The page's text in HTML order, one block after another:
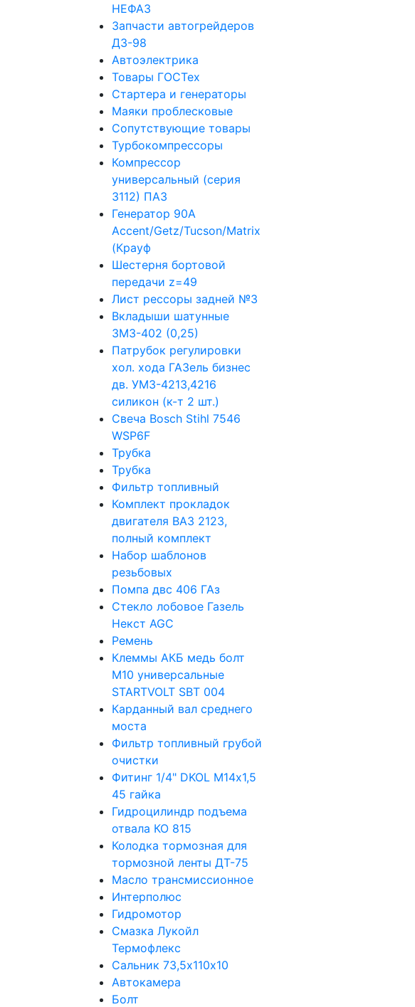
НЕФАЗ
Запчасти автогрейдеров
ДЗ-98
Автоэлектрика
Товары ГОСТех
Стартера и генераторы
Маяки проблесковые
Сопутствующие товары
Турбокомпрессоры
Компрессор
универсальный (серия
3112) ПАЗ
Генератор 90A
Accent/Getz/Tucson/Matrix
(Крауф
Шестерня бортовой
передачи z=49
Лист рессоры задней №3
Вкладыши шатунные
ЗМЗ-402 (0,25)
Патрубок регулировки
хол. хода ГАЗель бизнес
дв. УМЗ-4213,4216
силикон (к-т 2 шт.)
Свеча Bosch Stihl 7546
WSP6F
Трубка
Трубка
Фильтр топливный
Комплект прокладок
двигателя ВАЗ 2123,
полный комплект
Набор шаблонов
резьбовых
Помпа двс 406 ГАз
Стекло лобовое Газель
Некст AGC
Ремень
Клеммы АКБ медь болт
М10 универсальные
STARTVOLT SBT 004
Карданный вал среднего
моста
Фильтр топливный грубой
очистки
Фитинг 1/4" DKOL M14х1,5
45 гайка
Гидроцилиндр подъема
отвала КО 815
Колодка тормозная для
тормозной ленты ДТ-75
Масло трансмиссионное
Интерполюс
Гидромотор
Смазка Лукойл
Термофлекс
Сальник 73,5х110х10
Автокамера
Болт